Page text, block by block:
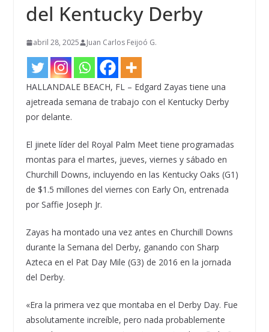
del Kentucky Derby
abril 28, 2025 Juan Carlos Feijoó G.
HALLANDALE BEACH, FL – Edgard Zayas tiene una
ajetreada semana de trabajo con el Kentucky Derby
por delante.
El jinete líder del Royal Palm Meet tiene programadas
montas para el martes, jueves, viernes y sábado en
Churchill Downs, incluyendo en las Kentucky Oaks (G1)
de $1.5 millones del viernes con Early On, entrenada
por Saffie Joseph Jr.
Zayas ha montado una vez antes en Churchill Downs
durante la Semana del Derby, ganando con Sharp
Azteca en el Pat Day Mile (G3) de 2016 en la jornada
del Derby.
«Era la primera vez que montaba en el Derby Day. Fue
absolutamente increíble, pero nada probablemente